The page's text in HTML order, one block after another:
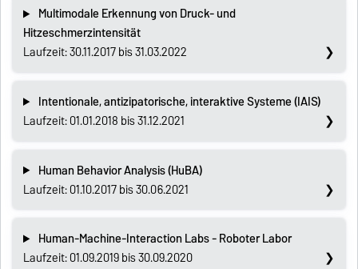
Multimodale Erkennung von Druck- und
Hitzeschmerzintensität
Laufzeit: 30.11.2017 bis 31.03.2022
Intentionale, antizipatorische, interaktive Systeme (IAIS)
Laufzeit: 01.01.2018 bis 31.12.2021
Human Behavior Analysis (HuBA)
Laufzeit: 01.10.2017 bis 30.06.2021
Human-Machine-Interaction Labs - Roboter Labor
Laufzeit: 01.09.2019 bis 30.09.2020